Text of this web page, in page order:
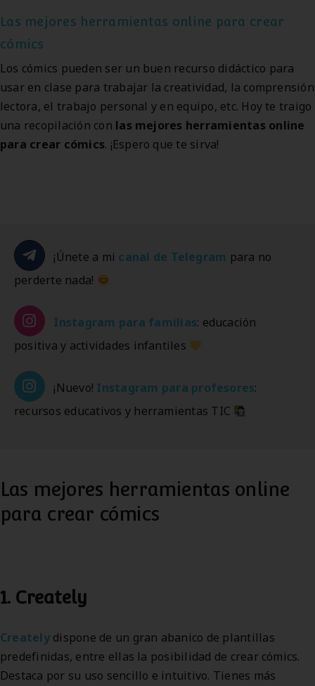
Las mejores herramientas online para crear
cómics
Los cómics pueden ser un buen recurso didáctico para
usar en clase para trabajar la creatividad, la comprensión
lectora, el trabajo personal y en equipo, etc. Hoy te traigo
una recopilación con las mejores herramientas online
para crear cómics. ¡Espero que te sirva!
¡Únete a mi canal de Telegram para no
perderte nada!
Instagram para familias: educación
positiva y actividades infantiles
¡Nuevo! Instagram para profesores:
recursos educativos y herramientas TIC
Las mejores herramientas online
para crear cómics
1. Creately
Createlydispone de un gran abanico de plantillas
predefinidas, entre ellas la posibilidad de crear cómics.
Destaca por su uso sencillo e intuitivo. Tienes más